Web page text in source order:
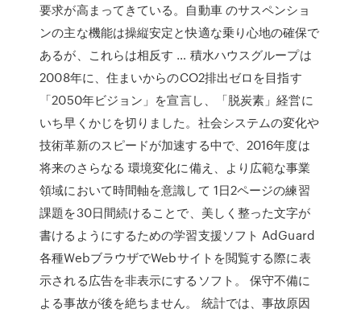
要求が高まってきている。自動車 のサスペンショ
ンの主な機能は操縦安定と快適な乗り心地の確保で
あるが、これらは相反す … 積水ハウスグループは
2008年に、住まいからのCO2排出ゼロを目指す
「2050年ビジョン」を宣言し、「脱炭素」経営に
いち早くかじを切りました。社会システムの変化や
技術革新のスピードが加速する中で、2016年度は
将来のさらなる 環境変化に備え、より広範な事業
領域において時間軸を意識して 1日2ページの練習
課題を30日間続けることで、美しく整った文字が
書けるようにするための学習支援ソフト AdGuard
各種WebブラウザでWebサイトを閲覧する際に表
示される広告を非表示にするソフト。 保守不備に
よる事故が後を絶ちません。 統計では、事故原因